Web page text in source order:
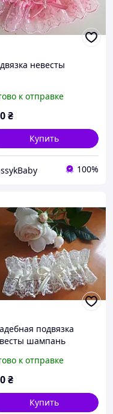
невесты
к отправке
₴
Купить
100%
подвязка
шампань
к отправке
₴
Купить